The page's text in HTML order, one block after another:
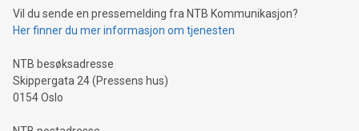
Vil du sende en pressemelding fra NTB Kommunikasjon?
Her finner du mer informasjon om tjenesten
NTB besøksadresse
Skippergata 24 (Pressens hus)
0154 Oslo